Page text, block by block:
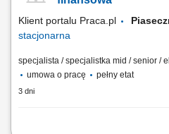
Klient portalu Praca.pl
stacjonarna
specjalista / specjalistka mid / senior /
umowa o pracę
pełny etat
3 dni